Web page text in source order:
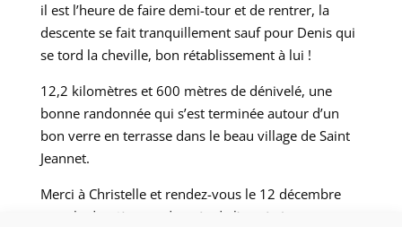
il est l’heure de faire demi-tour et de rentrer, la
descente se fait tranquillement sauf pour Denis qui
se tord la cheville, bon rétablissement à lui !
12,2 kilomètres et 600 mètres de dénivelé, une
bonne randonnée qui s’est terminée autour d’un
bon verre en terrasse dans le beau village de Saint
Jeannet.
Merci à Christelle et rendez-vous le 12 décembre
pour la dernière randonnée de l’année !